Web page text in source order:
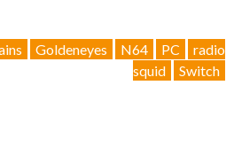
Goldeneyes N64 PC
radio
squid
Switch